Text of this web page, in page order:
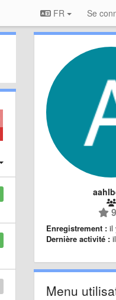
FR Se
Enregistrement : il
Dernière activité :
Menu